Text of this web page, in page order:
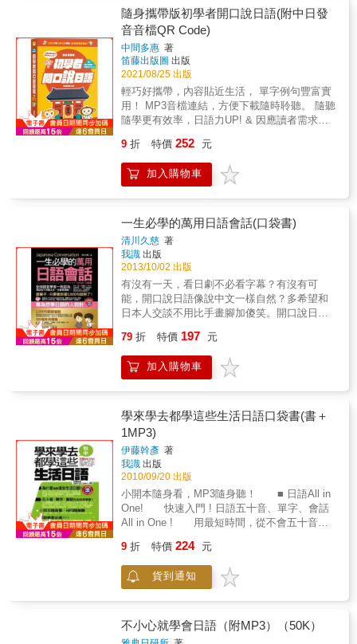
手，不再羨慕別人，自己也可以做個遨遊日本
的超級大玩家。【說走！就走！到日本去看
看！】◆玩遍日本熱門景點，簡單日語就行
了！◆精選1000句最簡單、最迷你旅遊會話！
◆超簡單．超實用，出發前，翻翻就Go了！◆
敢說、敢講，一個人到日本旅遊也不怕！◆自
助旅行，看這本就夠了！●出發前7天，赴日旅
遊先修日語精選1000句最簡單、迷你旅遊會話
從發音、單字到觀光會話，瞬間學會簡單易
學，現學現用輕鬆做個旅遊大玩家 ●很簡單，
實用說的流利自信，不再羨慕別人自遊自在，
輕鬆愉快日本旅遊，看這本就夠了！【內容特
色】只要會26個英文字母，就能說日語！每個
輔助，迅速教會你敢講、敢說，一個人到日
本，也不怕！1. 羅馬拼音對照每個情境會話、
句型、單字、文法解說上的日文，都有羅馬拼
音，看著日文對照著唸，不會日文，也能暢遊
日本，聽線上MP3裡，日籍老師的東京標準發
音，很快抓住音準，訓練一手好聽力。2. 簡單
好學每個單字、句型都是旅遊必備，簡單易
時間和精力。3. 活潑實用〈實況會話練習〉生
動活潑，切合實際旅遊需要，情境日語，赴日7
天前，先惡補一下，馬上能派上用場，遇到日
即聽◆自助旅行日語會話、聽力，瞬間提升赴
日旅行，隨身携帶最好用，翻開就能說躺著、
坐著、站著、開車、坐捷運都合用學好旅遊日
語，時空、姿勢，輕鬆不設限！
找到話題、贏得友誼◆近百個關鍵單字，立即
突破語言瓶頸，絕對派得上用場！◆情境對話
練習，日語程度迅速提升◆相關句子活用，舉
一反三，非學不可◆觀光旅遊、經商貿易、交
友聊天、遊學留學、商務出差、打工生活、愛
情上網…，無師自通，教學、自學，兩相宜。
【躺著聽、躺著學，真輕鬆】◆為了造福自學
的讀者，本書特聘外籍專業老師錄製，因應時
代進步，本書錄音以「免費QR Code線上MP3
音檔」，全新呈現給讀者，行動學習，即掃即
聽，隨時隨地，可提升日語實力！◆用耳朵加
強聽說能力為加強學習效果，請您多聽線上
MP3內容、學習標準的發音和聲調，發揮最佳
實力一日千里。 ◆不用上補習班，有此一書，
搭配外師錄音學習，效果事半功倍，就好像請
了一位免費的日語家教，是你自學日語的好幫
手。
多種場合會話，簡單易學，可立即套用◆超迷
你→口袋書，輕薄短小，教學、自學兩相宜
【本書特色】◆實用性著重強化聽說能力、徹
底鞏固日語基礎，熟讀、熟記可立即派上用
場。◆完整性從出發到回國，必備單字、會
話，全程包辦，易學易用，簡單又有效率。◆
詳細性全書假名標示，適合各種程度閱讀。◆
多面性無論跟團或自助，一學即會，到日本旅
學習性對話簡潔無難字，兼具實用與學習習雙
日文的人閱讀。【很簡單、大膽說】◆用單字
玩遍日本76個關鍵字，1000句簡單會話，讓您
到日本，玩得盡興，自由自在。◆關鍵單字即
學即會，應急必備，臨時急需最好用◆必備單
字庫觸類旁通，迅速增加字彙量◆實用會話最
常見場合對話，一學就會◆靈活運用活學活
用，日語程度立即提升【躺著聽、躺著學，玩
得真輕鬆】◆為了造福自學的讀者，本書特聘
外籍專業老師錄製，因應時代進步，本書錄音
以「免費QR Code線上MP3音檔」，全新呈現
給讀者，行動學習，即掃即聽，隨時隨地，可
提升日語實力！ ◆用耳朵加強聽說能力為加強
學習效果，請您多聽線上MP3內容、學習標準
的發音和聲調，發揮最佳效果。 【附贈線上
MP3】◆請讀者注意日語老師的唸法，跟著老
師的發音，覆誦練習，日文實力一日千里。 ◆
習，效果事半功倍，就好像請了一位免費的日
語家教，是你自學日語的好幫手。
飲、約會⋯，應有盡有。◆交友聊天、觀光旅
遊、遊學留學、商務、打工、生活、愛情、上
網…無師自通，教學、自學，兩相宜。【說日
語，超簡單】◆每天只要10分鐘，自然輕鬆學
會◆單字、句型、會話、迷你文法講座，詳細
解析◆AI世代關心話題，輕鬆說出流行日語◆
實用商務會話，輕鬆掌握業務關鍵【直覺式超
短句】◆聽力速成 → 每天3分鐘◆會話速成 →
每天4分鐘◆文法、句型速成 → 每天3分鐘【輕
鬆贏得友誼、提升業績】◆表達善意 → 用簡易
友◆互相了解 → 興趣與休閒日語◆良好溝通
→ 與日本人互動日語◆增加話題 → 生活實用
日語◆連絡感情 → 拜訪親友◆社交禮儀 → 餐
→ 男歡女愛日語【持之以恆，輕鬆學會】◆根
據語言專家研究，想要學會日語，每天只要10
分鐘，持續不斷地每天練習，自然而然，就能
輕鬆學會！◆句句都是派得上用場的日語，幫
助您建立深厚的友誼只要您開口大聲說，口、
耳並用，一切會變得非常美好！【日語脫胎換
骨，從現在開始】◆如果，你從未學過日語
學日語的第一步！◆如果，你學過3個月的日
語，它可以幫你喚醒記憶，重新建立起日語基
礎！◆如果，你已經學過1年的日語，你更不可
不到的收穫喔！【聽力速成，每天3分鐘】◆會
聽才會說，聽力是學習語言的基礎，可依自己
的學習需要，搭配內容，聆聽練習。◆本書從
自我介紹、觀光、搭訕、話家常、時事、商
務、導遊、旅遊、餐飲、約會⋯應有盡有。◆
配合線上MP3學習，將日本人所說的生活用
語，一一聽進、植入腦海，面對日本人連珠炮
式的日語，才能立即聽懂、立即理解！【會話
速成，每天4分鐘】◆收錄日常生活不可或缺的
基本會話，超簡單、超好學、超有趣的135個情
師，一句一句地對話練習，把他當作你的對話
對象，實際地融入說日語的情境之中。◆口耳
並用，隨時聽，隨時說，矯正你的發音和語
速成，每天3分鐘】◆迷你文法講座，有句子的
隨身攜帶版初學者開口說日語(附中日發
音音檔QR Code)
中間多惠 著
笛藤出版圖 出版
2021/08/25 出版
輕巧好攜帶，內容貼近生活， 單字例句豐富實
用！ MP3音檔連結，方便下載隨時聆聽。 隨聽
隨學更有效率，日語力UP! & 因應讀者需求，
說日語」特別將原有的日中對照MP3迷你光
碟，改為MP3音檔網址，方便讀者下載隨時聆
聽。全書日中對照單字、例句、會話音檔，走
者們學習。第1～3章，介紹基本的日語生活用
語；第4～5章，介紹如何實際與日本人溝通，
以及到日本旅遊的例句會話。還附上日本地鐵
圖、各站名稱及日本主要知名景點、名店等。
本書不僅僅是一本生活會話書，也是一本實用
的單字記憶書，對初學者來說無疑是一本全能
的日語入門學習書。活用本書，相信一定可以
達到意想不到的學習效果。 本書七大特色 《五
大章節，從基礎到進階》 以循序漸進的方式，
本人溝通，甚至是出國旅遊都能暢行無阻。
《1000句．3000字彙》 上千個單字例句並穿插
實用會話，一次滿足所有讀者的學習慾望！
一標注羅馬音，方便學習好對照。即使不會五
十音，也可以輕鬆開口說日語！ 《框格式的單
字排版》 本書採簡單明瞭的框格式單字記憶
法，讓讀者學習日語更上手，直接手指溝通也
大丈夫！ 《日本各地地鐵路線圖、各路線站
名》 除了方便旅遊的地鐵路線圖外，各路線站
名也一一標示出日語發音和羅馬拼音，讓您在
日本搭地鐵順利抵達目的地。 《完整介紹日本
各地旅遊景點及大家耳熟能詳的店名一覽，幫
助您在遊日過程中更加得心應手。 《輔助
MP3，日語說得漂亮又流利》 附上日中對照
9 折 特價 252 元
加入購物車
一生必學的萬用日語會話(口袋書)
清川久慈 著
我識 出版
2013/10/02 出版
有沒有一天，看日劇不必看字幕？有沒有可
能，開口說日語像說中文一樣自然？多希望和
日本人交談不用比手畫腳加傻笑。開口說日
法，到頭來句子總是零零落落。日語學了不知
道怎麼開口嗎？全球語言學家一致認為：學語
言不用學太多，但要學得精！專為想學日語的
的人設計100個常用情境要學只學最精華的，全
書內容依「生活篇」、「職場篇」、「旅遊
篇」三大類，整理出一生中最常需要說日語的
100個情境。這輩子，只要學會這2,000句就夠
了！每則情境分別收錄約20句非學會不可的基
礎常用日語會話，全書100個情境共約2,000句
會話，無論你是三不五時去日本旅遊的背包
客、偶爾接待日本客戶的上班族、喜愛日本文
化的哈日族，準備短期出國遊學的交換學生，
用本書建立屬於你的實用會話庫。一本在手，
情境式對話練習、超實用句型及可替換的單
字，培養舉一反三的應用能力，讓你學一句就
能活學活用！隨時隨地、不同年齡均適用！內
早到晚，無論在國內還是國外，再也不用擔心
79 折 特價 197 元
加入購物車
學來學去都學這些生活日語口袋書(書＋
1MP3)
伊藤幹彥 著
我識 出版
2010/09/20 出版
小開本隨身看，MP3隨身聽！ ■ 日語All in
One! 快速入門 ! 日語五十音、單字、會話
All in One ! 用最短時間，從不會五十音到
語？ 如果你不會五十音，但想學會聽懂日
語、說日語，絕對要看《學來學去都學這些生
活日語》，本書精選日本人最常用的360個日語
會話全效率學習 ! 利用字源學習法快速記憶
五十音、並學習日本人最常使用的單字，加上
9 折 特價 224 元
貨到通知
不小心就學會日語（附MP3）（50K）